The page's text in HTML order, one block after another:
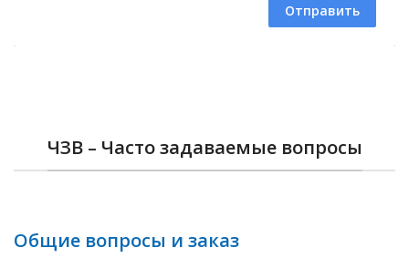
Отправить
ЧЗВ – Часто задаваемые вопросы
Общие вопросы и заказ